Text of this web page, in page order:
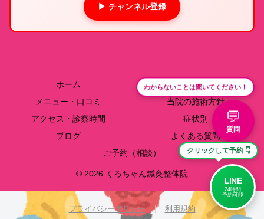
▶ チャンネル登録
ホーム
院長紹介
メニュー・口コミ
当院の施術方針
アクセス・診察時間
症状別
ブログ
よくある質問
ご予約（相談）
© 2026 くろちゃん鍼灸整体院
わからないことは聞いてください！
💬
質問
プライバシーポリシー ｜ 利用規約
クリックして予約 👇
LINE
24時間
予約可能